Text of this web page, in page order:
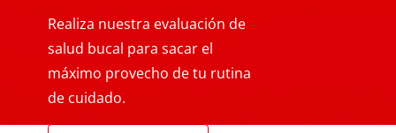
Realiza nuestra evaluación de
salud bucal para sacar el
máximo provecho de tu rutina
de cuidado.